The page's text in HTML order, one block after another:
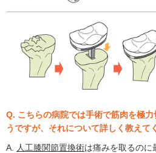
Q. こちらの病院では手術で筋肉を極
うですが、それについて詳しく教えて
A.
人工膝関節置換術は痛みを取るのに